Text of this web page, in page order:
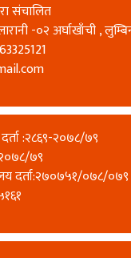
संचालित
-०२ अर्घाखाँची ,
:२८६९-२०७८/७९
७९
दर्ता:२७०७५१/०७८/०७९